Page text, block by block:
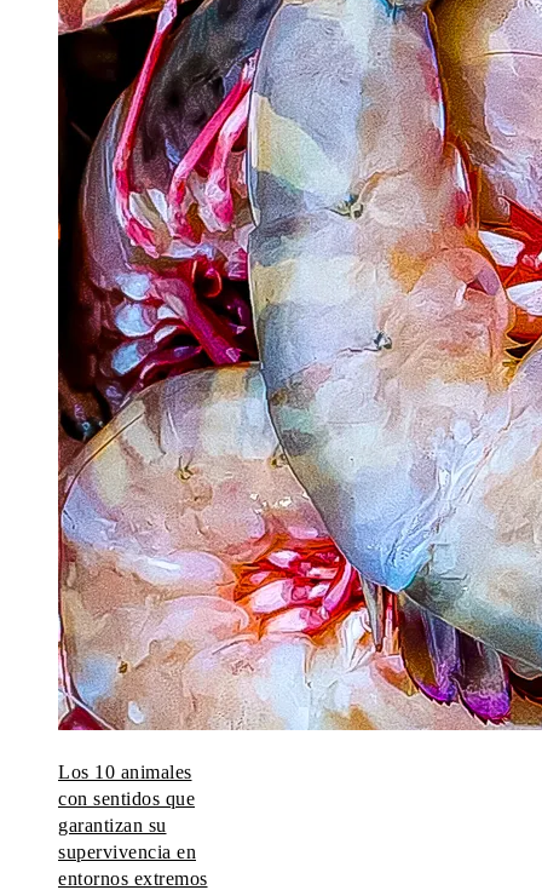
Los 10 animales
con sentidos que
garantizan su
supervivencia en
entornos extremos